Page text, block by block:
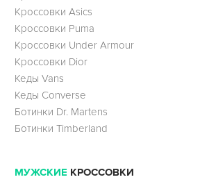
Кроссовки Asics
Кроссовки Puma
Кроссовки Under Armour
Кроссовки Dior
Кеды Vans
Кеды Converse
Ботинки Dr. Martens
Ботинки Timberland
МУЖСКИЕ КРОССОВКИ